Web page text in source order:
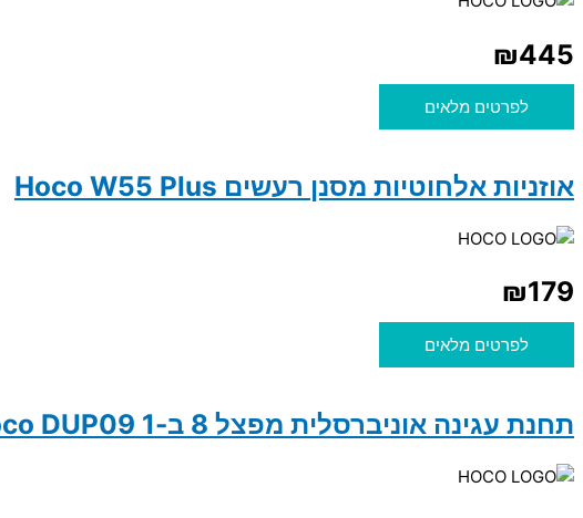
₪445
לפרטים מלאים
אוזניות אלחוטיות מסנן רעשים Hoco W55 Plus
₪179
לפרטים מלאים
תחנת עגינה אוניברסלית מפצל 8 ב-1 hoco DUP09